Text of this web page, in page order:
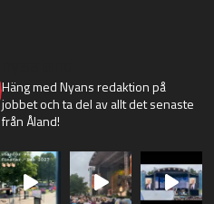
Häng med Nyans redaktion på
jobbet och ta del av allt det senaste
från Åland!